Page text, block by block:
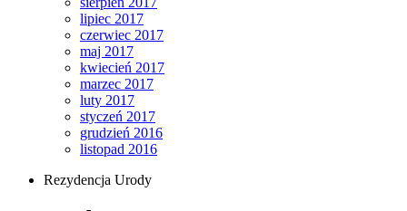
lipiec 2017
czerwiec 2017
maj 2017
kwiecień 2017
marzec 2017
luty 2017
styczeń 2017
grudzień 2016
listopad 2016
Rezydencja Urody